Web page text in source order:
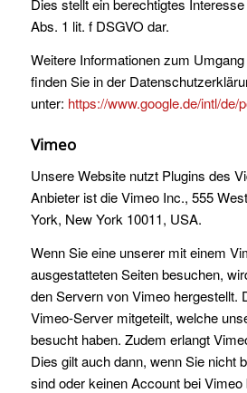
Dies stellt ein berechtigtes
Abs. 1 lit. f DSGVO dar.
Weitere Informationen zum
finden Sie in der
unter: https://www.google.de/intl/de/
Vimeo
Unsere Website nutzt Plugins des
Anbieter ist die Vimeo Inc., 555
York, New York 10011, USA.
Wenn Sie eine unserer mit einem
ausgestatteten Seiten besuchen,
den Servern von Vimeo hergestellt.
Vimeo-Server mitgeteilt, welche
besucht haben. Zudem erlangt
Dies gilt auch dann, wenn Sie nicht
sind oder keinen Account bei